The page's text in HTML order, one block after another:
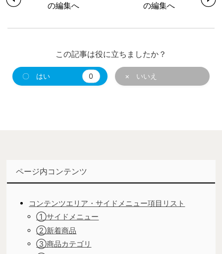
の編集へ
の編集へ
この記事は役に立ちましたか？
〇 はい 0 × いいえ
ページ内コンテンツ
コンテンツエリア・サイドメニュー項目リスト
①サイドメニュー
②新着商品
③商品カテゴリ